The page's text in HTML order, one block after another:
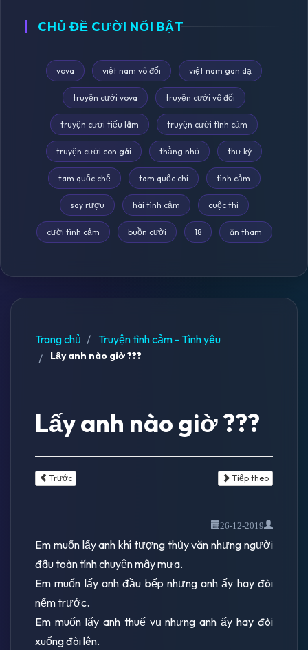
CHỦ ĐỀ CƯỜI NỔI BẬT
vova việt nam vô đối việt nam gan dạ
truyện cười vova truyện cười vô đối
truyện cười tiếu lâm truyện cười tình cảm
truyện cười con gái thằng nhỏ thư ký
tam quốc chế tam quốc chí tình cảm
say rượu hài tình cảm cuộc thi
cười tình cảm buồn cười 18 ăn tham
Trang chủ Truyện tình cảm - Tình yêu
Lấy anh nào giờ ???
Lấy anh nào giờ ???
Trước Tiếp theo
26-12-2019
Em muốn lấy anh khí tượng thủy văn nhưng người
đâu toàn tính chuyện mây mưa.
Em muốn lấy anh đầu bếp nhưng anh ấy hay đòi
nếm trước.
Em muốn lấy anh thuế vụ nhưng anh ấy hay đòi
xuống đòi lên.